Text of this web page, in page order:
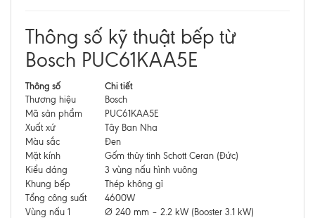
Thông số kỹ thuật bếp từ
Bosch PUC61KAA5E
Thông số Chi tiết
Thương hiệu
Bosch
Mã sản phẩm
PUC61KAA5E
Xuất xứ
Tây Ban Nha
Màu sắc
Đen
Mặt kính
Gốm thủy tinh Schott Ceran (Đức)
Kiểu dáng
3 vùng nấu hình vuông
Khung bếp
Thép không gỉ
Tổng công suất
4600W
Vùng nấu 1
Ø 240 mm – 2.2 kW (Booster 3.1 kW)